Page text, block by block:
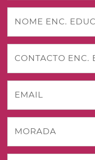
NOME ENC.
CONTACTO ENC.
EMAIL
MORADA